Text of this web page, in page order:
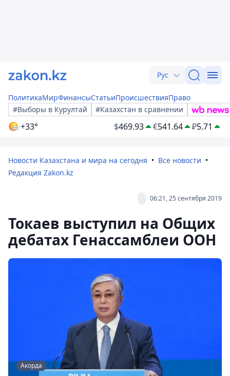
Рус
ПолитикаМирФинансыСтатьиПроисшествияПраво
#Выборы в Курултай
#Казахстан в сравнении
+33° $469.93 €541.64 ₽5.71
Новости Казахстана и мира на сегодня
Все новости
Редакция Zakon.kz
06:21, 25 сентября 2019
Токаев выступил на Общих
дебатах Генассамблеи ООН
Акорда